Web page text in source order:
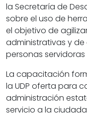
la Secretaría de
sobre el uso de
el objetivo de
administrativas y
personas
La capacitación
la UDP oferta para
administración
servicio a la